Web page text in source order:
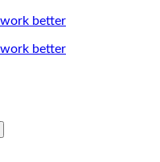
better
better